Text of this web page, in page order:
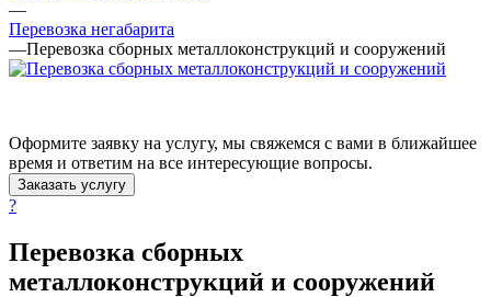
—
Перевозка негабарита
—Перевозка сборных металлоконструкций и сооружений
Оформите заявку на услугу, мы свяжемся с вами в ближайшее
время и ответим на все интересующие вопросы.
Заказать услугу
?
Перевозка сборных
металлоконструкций и сооружений